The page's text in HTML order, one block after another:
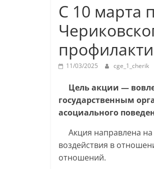
С 10 марта
11/03/2025 cge_1_cherik
Цель акции —
государственным
асоциального
Акция направлена
воздействия в
отношений.